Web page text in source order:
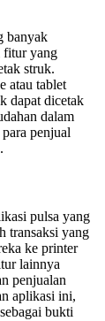
banyak
fitur yang
struk.
atau tablet
dapat dicetak
dalam
penjual
pulsa yang
transaksi yang
ke printer
lainnya
penjualan
aplikasi ini,
bukti